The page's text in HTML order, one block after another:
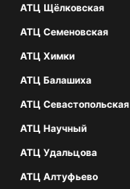
АТЦ Щёлковская
АТЦ Семеновская
АТЦ Химки
АТЦ Балашиха
АТЦ Севастопольская
АТЦ Научный
АТЦ Удальцова
АТЦ Алтуфьево